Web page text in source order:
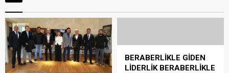
BERABERLİKLE GİDEN
LİDERLİK BERABERLİKLE